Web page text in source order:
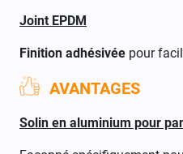
Joint EPDM
Finition adhésivée pour
AVANTAGES
Solin en aluminium pour